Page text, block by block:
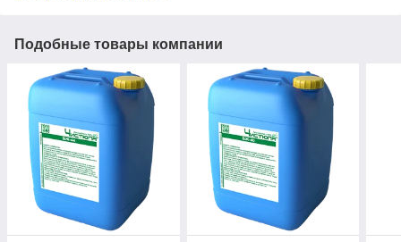
Подобные товары компании